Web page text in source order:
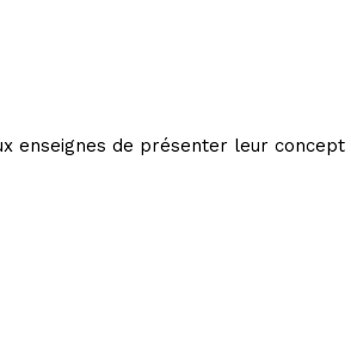
de présenter leur